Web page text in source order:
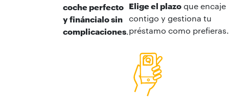
coche perfecto
y fináncialo sin
complicaciones.
Elige el plazoque encaje
contigo y gestiona tu
préstamo como prefieras.